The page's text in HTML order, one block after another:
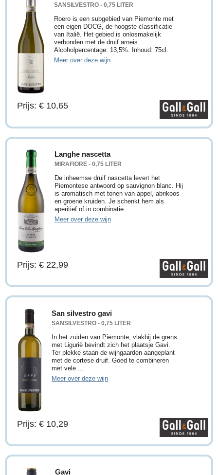
SANSILVESTRO - 0,75 LITER
Roero is een subgebied van Piemonte met
een eigen DOCG, de hoogste classificatie
van Italië. Het gebied is onlosmakelijk
verbonden met de druif arneis.
Alcoholpercentage: 13,5%. Inhoud: 75cl.
Meer over deze wijn
Prijs: € 10,65
Langhe nascetta
MIRAFIORE - 0,75 LITER
De inheemse druif nascetta levert het
Piemontese antwoord op sauvignon blanc. Hij
is aromatisch met tonen van appel, abrikoos
en groene kruiden. Je schenkt hem als
aperitief of in combinatie ...
Meer over deze wijn
Prijs: € 22,99
San silvestro gavi
SANSILVESTRO - 0,75 LITER
In het zuiden van Piemonte, vlakbij de grens
met Ligurië bevindt zich het plaatsje Gavi.
Ter plekke staan de wijngaarden aangeplant
met de cortese druif. Goed te combineren
met vele ...
Meer over deze wijn
Prijs: € 10,29
Gavi